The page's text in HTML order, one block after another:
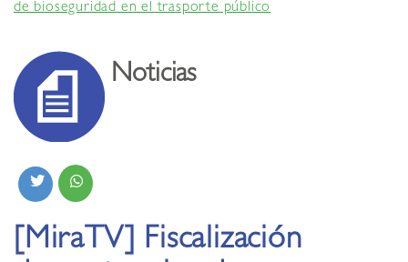
de bioseguridad en el trasporte público
Noticias
[MiraTV] Fiscalización